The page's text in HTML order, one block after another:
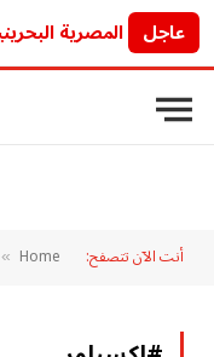
عاجل
القمة المصرية البحرينية 2026.. أبرز نتائج لقاء السيسي وملك البحرين بشأن غزة والأمن الإقليمي ورسائل مهمة للمنطقة
أنت الآن تتصفح: Home
»